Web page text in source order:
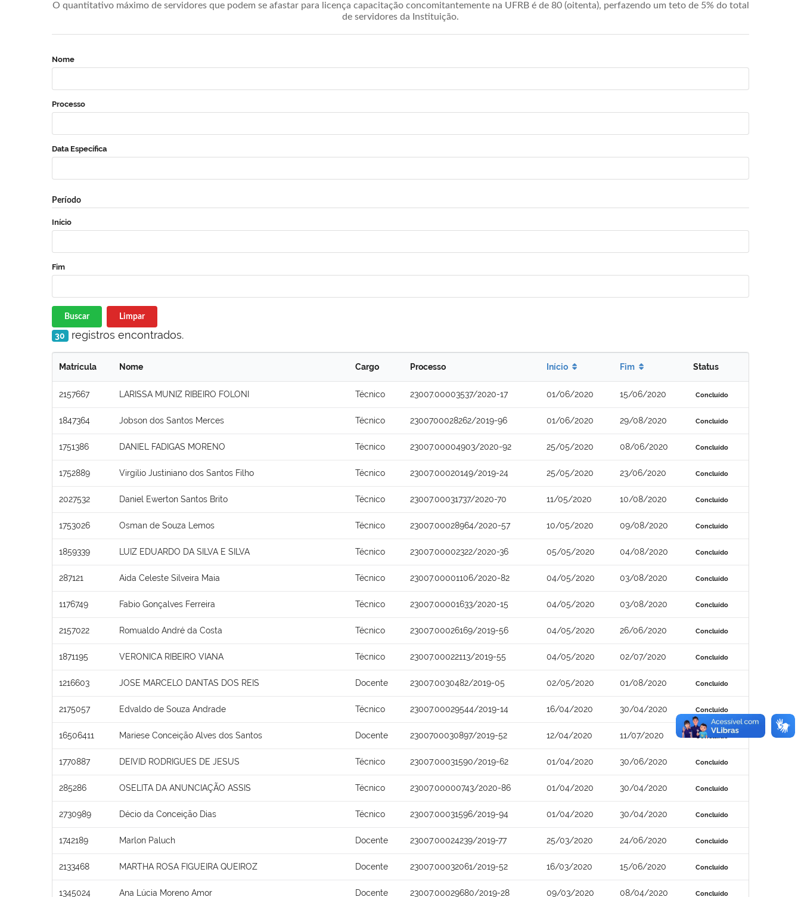
O quantitativo máximo de servidores que podem se afastar para licença capacitação concomitantemente na UFRB é de 80 (oitenta), perfazendo um teto de 5% do total
de servidores da Instituição.
Nome
Processo
Data Específica
Período
Início
Fim
Buscar Limpar
30 registros encontrados.
Matrícula Nome Cargo Processo Início Fim Status
2157667 LARISSA MUNIZ RIBEIRO FOLONI Técnico 23007.00003537/2020-17 01/06/2020 15/06/2020 Concluído
1847364 Jobson dos Santos Merces Técnico 2300700028262/2019-96 01/06/2020 29/08/2020 Concluído
1751386 DANIEL FADIGAS MORENO Técnico 23007.00004903/2020-92 25/05/2020 08/06/2020 Concluído
1752889 Virgilio Justiniano dos Santos Filho Técnico 23007.00020149/2019-24 25/05/2020 23/06/2020 Concluído
2027532 Daniel Ewerton Santos Brito Técnico 23007.00031737/2020-70 11/05/2020 10/08/2020 Concluído
1753026 Osman de Souza Lemos Técnico 23007.00028964/2020-57 10/05/2020 09/08/2020 Concluído
1859339 LUIZ EDUARDO DA SILVA E SILVA Técnico 23007.00002322/2020-36 05/05/2020 04/08/2020 Concluído
287121 Aida Celeste Silveira Maia Técnico 23007.00001106/2020-82 04/05/2020 03/08/2020 Concluído
1176749 Fabio Gonçalves Ferreira Técnico 23007.00001633/2020-15 04/05/2020 03/08/2020 Concluído
2157022 Romualdo André da Costa Técnico 23007.00026169/2019-56 04/05/2020 26/06/2020 Concluído
1871195 VERONICA RIBEIRO VIANA Técnico 23007.00022113/2019-55 04/05/2020 02/07/2020 Concluído
1216603 JOSE MARCELO DANTAS DOS REIS Docente 23007.0030482/2019-05 02/05/2020 01/08/2020 Concluído
2175057 Edvaldo de Souza Andrade Técnico 23007.00029544/2019-14 16/04/2020 30/04/2020 Concluído
16506411 Mariese Conceição Alves dos Santos Docente 2300700030897/2019-52 12/04/2020 11/07/2020 Concluído
1770887 DEIVID RODRIGUES DE JESUS Técnico 23007.00031590/2019-62 01/04/2020 30/06/2020 Concluído
285286 OSELITA DA ANUNCIAÇÃO ASSIS Técnico 23007.00000743/2020-86 01/04/2020 30/04/2020 Concluído
2730989 Décio da Conceição Dias Técnico 23007.00031596/2019-94 01/04/2020 30/04/2020 Concluído
1742189 Marlon Paluch Docente 23007.00024239/2019-77 25/03/2020 24/06/2020 Concluído
2133468 MARTHA ROSA FIGUEIRA QUEIROZ Docente 23007.00032061/2019-52 16/03/2020 15/06/2020 Concluído
1345024 Ana Lúcia Moreno Amor Docente 23007.00029680/2019-28 09/03/2020 08/04/2020 Concluído